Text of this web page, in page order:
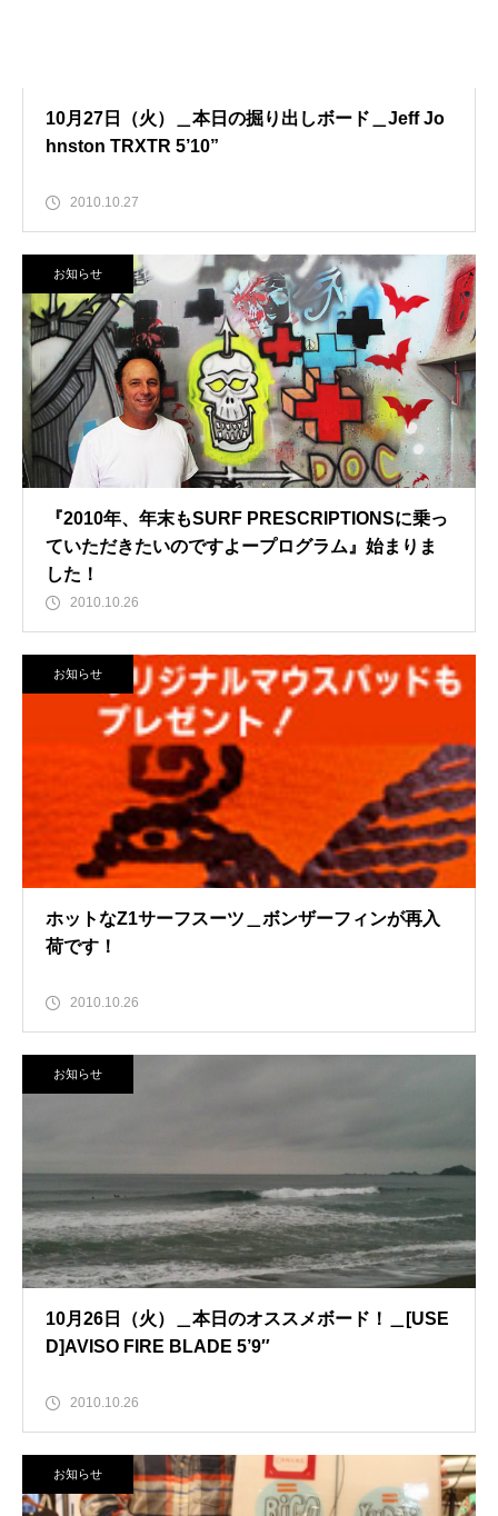
10月27日（火）＿本日の掘り出しボード＿Jeff Jo
hnston TRXTR 5’10”
2010.10.27
お知らせ
『2010年、年末もSURF PRESCRIPTIONSに乗っ
ていただきたいのですよープログラム』始まりま
した！
2010.10.26
お知らせ
ホットなZ1サーフスーツ＿ボンザーフィンが再入
荷です！
2010.10.26
お知らせ
10月26日（火）＿本日のオススメボード！＿[USE
D]AVISO FIRE BLADE 5’9″
2010.10.26
お知らせ